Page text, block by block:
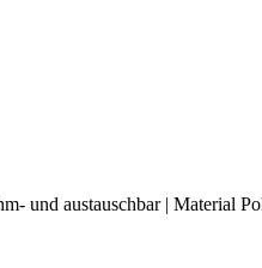
und austauschbar | Material